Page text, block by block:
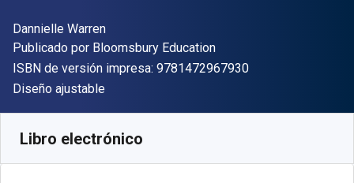
Autor(es)
Dannielle Warren
Editor
Publicado por Bloomsbury Education
ISBN de versión impresa: 9781472967930"ISBN-13
Formato
Diseño ajustable
Libro electrónico